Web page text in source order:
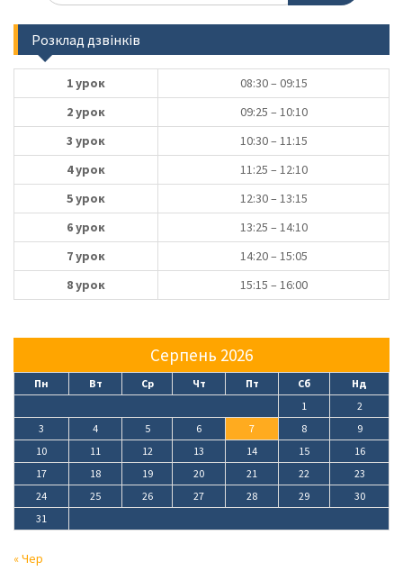
Розклад дзвінків
1 урок
08:30 – 09:15
2 урок
09:25 – 10:10
3 урок
10:30 – 11:15
4 урок
11:25 – 12:10
5 урок
12:30 – 13:15
6 урок
13:25 – 14:10
7 урок
14:20 – 15:05
8 урок
15:15 – 16:00
Серпень 2026
Пн Вт Ср Чт Пт Сб
Нд
1
2
3
4 5 6 7 8
9
10
11 12 13 14 15
16
17
18 19 20 21 22
23
24
25 26 27 28 29
30
31
« Чер